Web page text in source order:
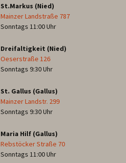
St.Markus (Nied)
Mainzer Landstraße 787
Sonntags 11:00 Uhr
Dreifaltigkeit (Nied)
Oeserstraße 126
Sonntags 9:30 Uhr
St. Gallus (Gallus)
Mainzer Landstr. 299
Sonntags 9:30 Uhr
Maria Hilf (Gallus)
Rebstöcker Straße 70
Sonntags 11:00 Uhr